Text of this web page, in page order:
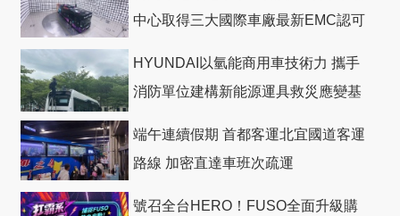
中心取得三大國際車廠最新EMC認可
HYUNDAI以氫能商用車技術力 攜手
消防單位建構新能源運具救災應變基
端午連續假期 首都客運北宜國道客運
路線 加密直達車班次疏運
號召全台HERO！FUSO全面升級購